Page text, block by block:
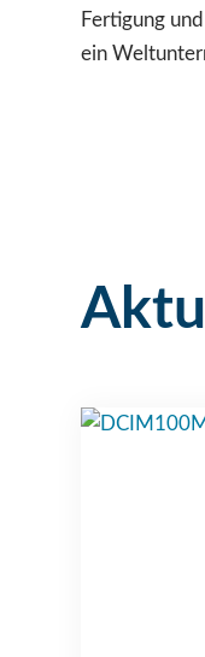
Fertigung
ein